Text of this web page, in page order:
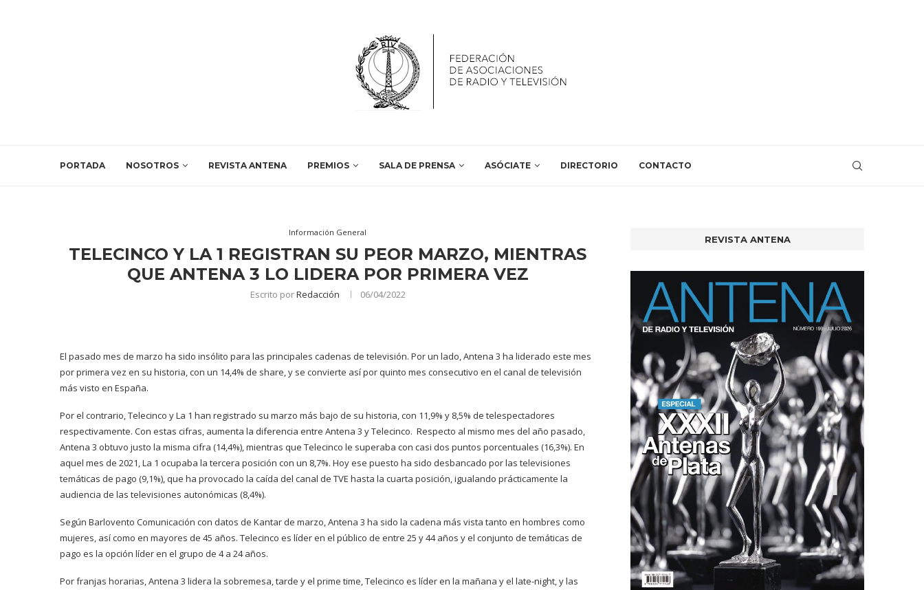
PORTADA NOSOTROS REVISTA ANTENA PREMIOS SALA DE PRENSA ASÓCIATE DIRECTORIO CONTACTO
Información General
TELECINCO Y LA 1 REGISTRAN SU PEOR MARZO, MIENTRAS
QUE ANTENA 3 LO LIDERA POR PRIMERA VEZ
Escrito porRedacción 06/04/2022
El pasado mes de marzo ha sido insólito para las principales cadenas de televisión. Por un lado, Antena 3 ha liderado este mes
por primera vez en su historia, con un 14,4% de share, y se convierte así por quinto mes consecutivo en el canal de televisión
más visto en España.
Por el contrario, Telecinco y La 1 han registrado su marzo más bajo de su historia, con 11,9% y 8,5% de telespectadores
respectivamente. Con estas cifras, aumenta la diferencia entre Antena 3 y Telecinco. Respecto al mismo mes del año pasado,
Antena 3 obtuvo justo la misma cifra (14,4%), mientras que Telecinco le superaba con casi dos puntos porcentuales (16,3%). En
aquel mes de 2021, La 1 ocupaba la tercera posición con un 8,7%. Hoy ese puesto ha sido desbancado por las televisiones
temáticas de pago (9,1%), que ha provocado la caída del canal de TVE hasta la cuarta posición, igualando prácticamente la
audiencia de las televisiones autonómicas (8,4%).
Según Barlovento Comunicación con datos de Kantar de marzo, Antena 3 ha sido la cadena más vista tanto en hombres como
mujeres, así como en mayores de 45 años. Telecinco es líder en el público de entre 25 y 44 años y el conjunto de temáticas de
pago es la opción líder en el grupo de 4 a 24 años.
Por franjas horarias, Antena 3 lidera la sobremesa, tarde y el prime time, Telecinco es líder en la mañana y el late-night, y las
REVISTA ANTENA